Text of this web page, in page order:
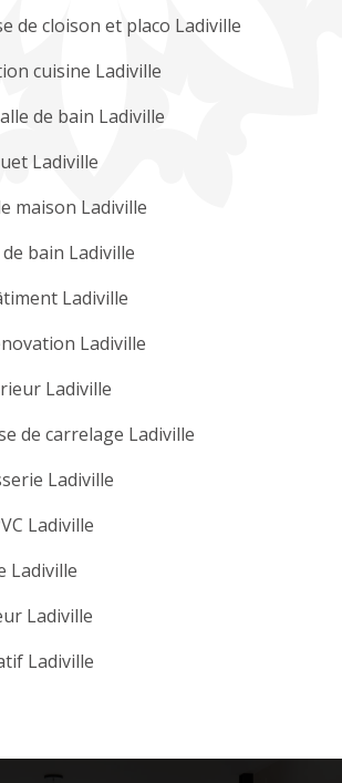
de cloison et placo Ladiville
cuisine Ladiville
de bain Ladiville
Ladiville
maison Ladiville
bain Ladiville
Ladiville
Ladiville
Ladiville
de carrelage Ladiville
Ladiville
Ladiville
Ladiville
Ladiville
Ladiville